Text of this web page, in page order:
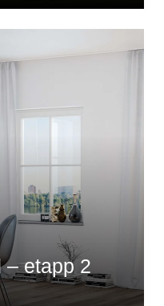
– etapp 2